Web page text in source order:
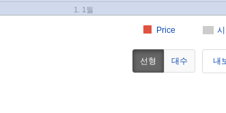
Price
1. 1월
선형 대수 내